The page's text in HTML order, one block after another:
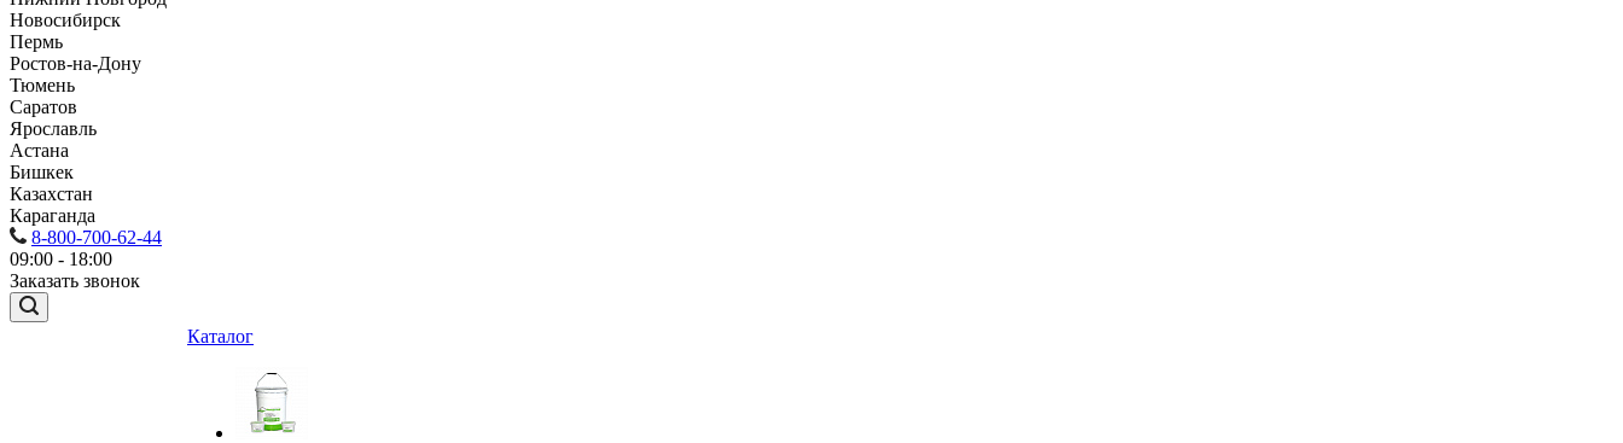
Новосибирск
Пермь
Ростов-на-Дону
Тюмень
Саратов
Ярославль
Астана
Бишкек
Казахстан
Караганда
8-800-700-62-44
09:00 - 18:00
Заказать звонок
Каталог